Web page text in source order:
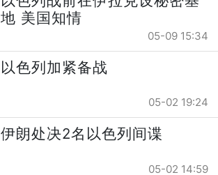
地 美国知情
05-09 15:34
以色列加紧备战
05-02 19:24
伊朗处决2名以色列间谍
05-02 14:59